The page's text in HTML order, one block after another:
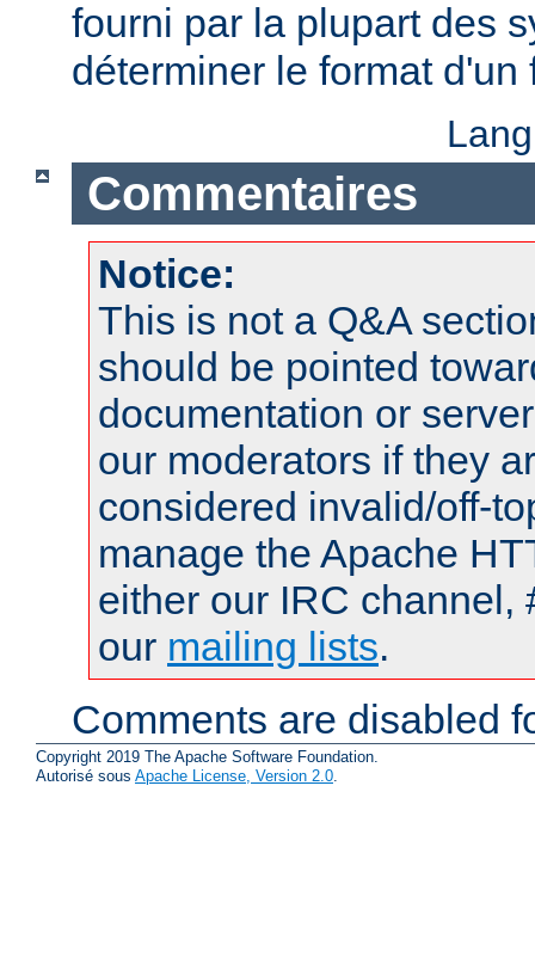
fourni par la plupart des
déterminer le format d'un
Commentaires
Notice:
This is not a Q&A
should be pointed
documentation or
our moderators if they
considered invalid/off-
manage the Apache
either our IRC channel,
our mailing lists.
Comments are disabled
Copyright 2019 The Apache Software Foundation.
Autorisé sous Apache License, Version 2.0